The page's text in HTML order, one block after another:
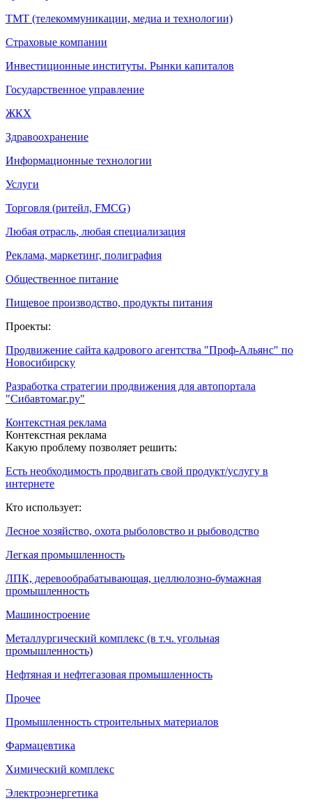
ТМТ (телекоммуникации, медиа и технологии)
Страховые компании
Инвестиционные институты. Рынки капиталов
Государственное управление
ЖКХ
Здравоохранение
Информационные технологии
Услуги
Торговля (ритейл, FMCG)
Любая отрасль, любая специализация
Реклама, маркетинг, полиграфия
Общественное питание
Пищевое производство, продукты питания
Проекты:
Продвижение сайта кадрового агентства "Проф-Альянс" по
Новосибирску
Разработка стратегии продвижения для автопортала
"Сибавтомаг.ру"
Контекстная реклама
Контекстная реклама
Какую проблему позволяет решить:
Есть необходимость продвигать свой продукт/услугу в
интернете
Кто использует:
Лесное хозяйство, охота рыболовство и рыбоводство
Легкая промышленность
ЛПК, деревообрабатывающая, целлюлозно-бумажная
промышленность
Машиностроение
Металлургический комплекс (в т.ч. угольная
промышленность)
Нефтяная и нефтегазовая промышленность
Прочее
Промышленность строительных материалов
Фармацевтика
Химический комплекс
Электроэнергетика